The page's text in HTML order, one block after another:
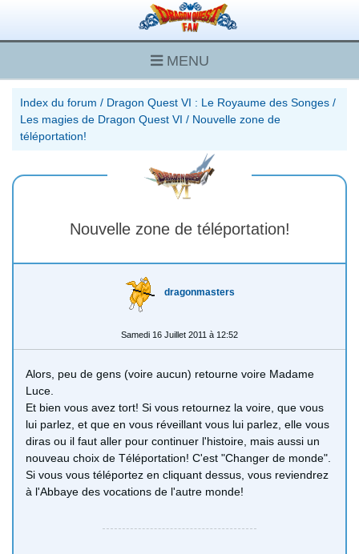
MENU
Index du forum / Dragon Quest VI : Le Royaume des Songes /
Les magies de Dragon Quest VI / Nouvelle zone de
téléportation!
Nouvelle zone de téléportation!
dragonmasters
Samedi 16 Juillet 2011 à 12:52
Alors, peu de gens (voire aucun) retourne voire Madame
Luce.
Et bien vous avez tort! Si vous retournez la voire, que vous
lui parlez, et que en vous réveillant vous lui parlez, elle vous
diras ou il faut aller pour continuer l'histoire, mais aussi un
nouveau choix de Téléportation! C'est "Changer de monde".
Si vous vous téléportez en cliquant dessus, vous reviendrez
à l'Abbaye des vocations de l'autre monde!